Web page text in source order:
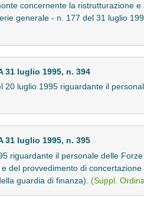
concernente la ristrutturazione
generale - n. 177 del 31 luglio
31 luglio 1995, n. 394
luglio 1995 riguardante il
31 luglio 1995, n. 395
riguardante il personale delle
del provvedimento di
guardia di finanza). (Suppl.